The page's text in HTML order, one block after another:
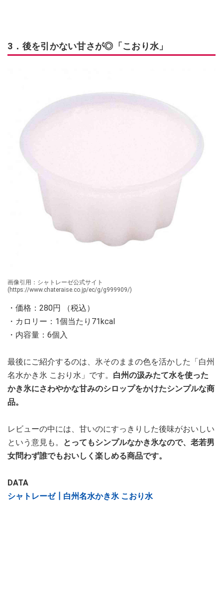
3．後を引かない甘さが◎「こおり水」
画像引用：シャトレーゼ公式サイト
(https://www.chateraise.co.jp/ec/g/g999909/)
・価格：280円 （税込）
・カロリー：1個当たり71kcal
・内容量：6個入
最後にご紹介するのは、氷そのままの色を活かした「白州
名水かき氷 こおり水」です。 白州の汲みたて水を使った
かき氷にさわやかな甘みのシロップをかけたシンプルな商
品。
レビューの中には、甘いのにすっきりした後味がおいしい
という意見も。
とってもシンプルなかき氷なので、老若男
女問わず誰でもおいしく楽しめる商品です。
DATA
シャトレーゼ┃白州名水かき氷 こおり水